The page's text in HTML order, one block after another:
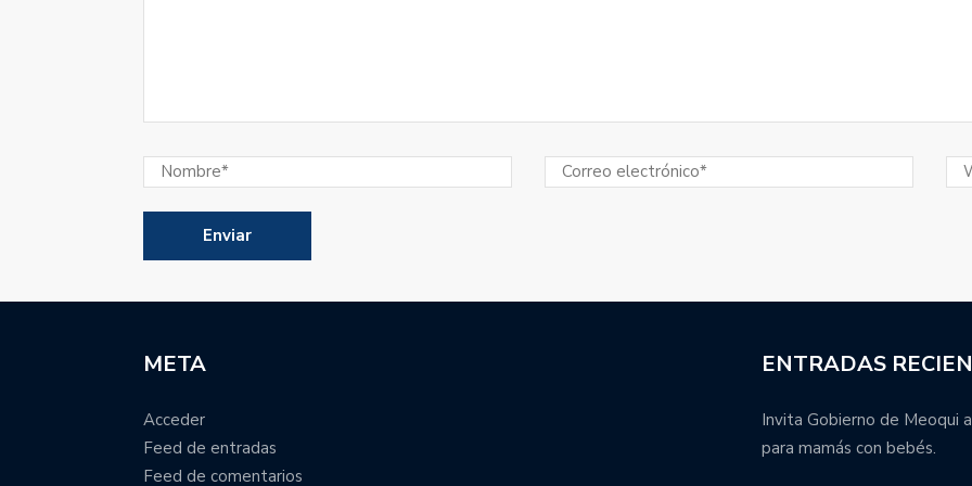
META
Acceder
Feed de entradas
Feed de comentarios
ENTRADAS
Invita Gobierno de Meoqui
para mamás con bebés.